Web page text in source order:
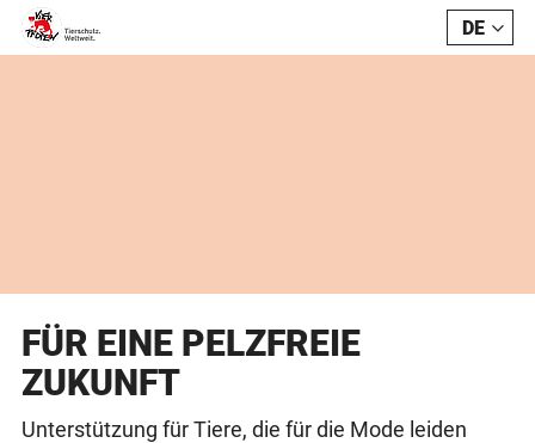
DE
FÜR EINE PELZFREIE
ZUKUNFT
Unterstützung für Tiere, die für die Mode leiden